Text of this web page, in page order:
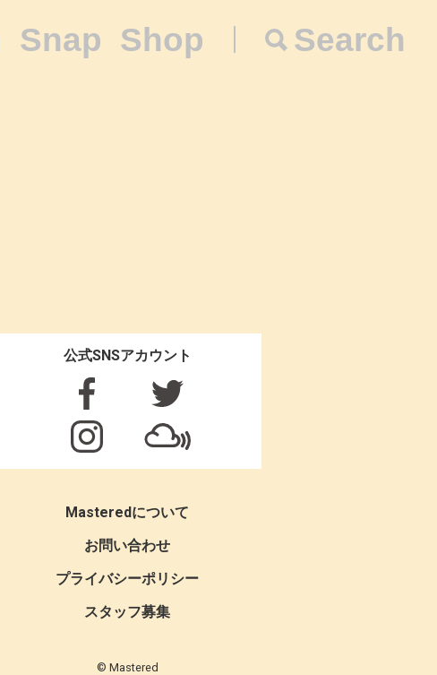
Snap Shop Search
公式SNSアカウント
Masteredについて
お問い合わせ
プライバシーポリシー
スタッフ募集
© Mastered